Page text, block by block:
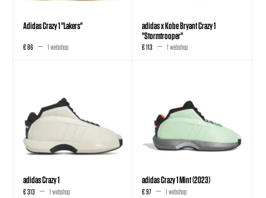
Adidas Crazy 1 "Lakers"
€ 86 1 webshop
adidas x Kobe Bryant Crazy 1
"Stormtrooper"
€ 113 1 webshop
adidas Crazy 1
€ 313 1 webshop
adidas Crazy 1 Mint (2023)
€ 97 1 webshop